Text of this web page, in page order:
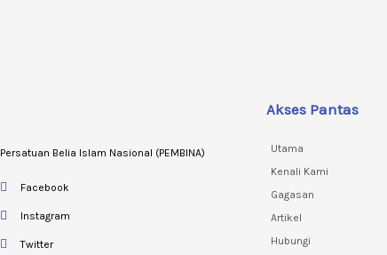
Persatuan Belia Islam Nasional (PEMBINA)
Facebook
Instagram
Twitter
Akses Pantas
Utama
Kenali Kami
Gagasan
Artikel
Hubungi